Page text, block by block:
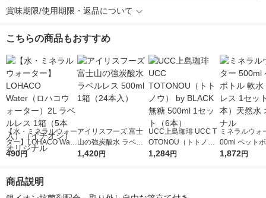
賞味期限/使用期限・返品について
こちらの商品もおすすめ
【水・ミネラルウォー
ター】LOHACO Wate
r（ロハコウォータ
シ） オリジナル
490円
アイリスフーズ 富士
山の強炭酸水 ラベル
レス 500ml 1箱（24
1,420円
UCC上島珈琲 UCC T
OTONOU（トトノ
ウ） by BLACK無糖 5
1,284円
ミネラルウォ
00ml ペット
水 ラベルレ
1,872円
商品説明